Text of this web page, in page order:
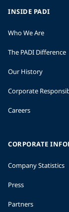
INSIDE PADI
Who We Are
The PADI Difference
Our History
Corporate
Careers
CORPORATE
Company Statistics
Press
Partners